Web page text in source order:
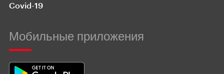
Covid-19
Мобильные приложения